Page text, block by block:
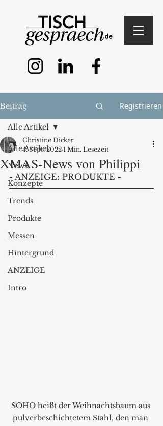
Beitrag Registrieren
Alle Artikel
News
Konzepte
Trends
Produkte
Messen
Hintergrund
ANZEIGE
Intro
Alle Artikel
XMAS-News von Philippi
Christine Dicker
4. Sept. 2022 1 Min. Lesezeit
- ANZEIGE: PRODUKTE -
SOHO heißt der Weihnachtsbaum aus
pulverbeschichtetem Stahl, den man